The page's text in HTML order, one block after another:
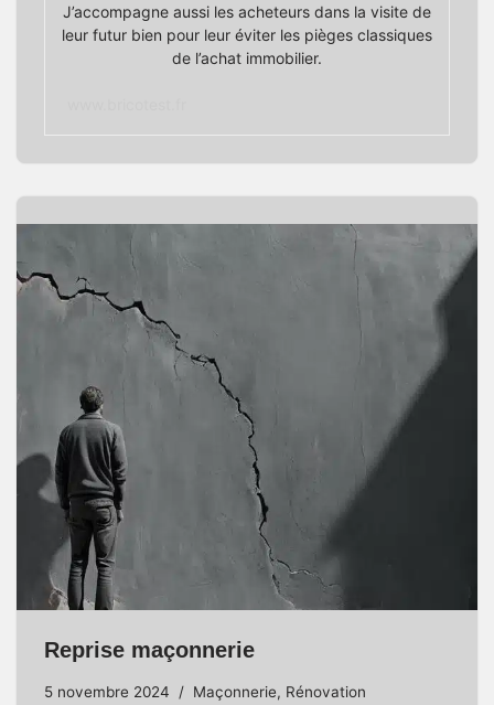
J’accompagne aussi les acheteurs dans la visite de
leur futur bien pour leur éviter les pièges classiques
de l’achat immobilier.
Reprise maçonnerie
5 novembre 2024 Maçonnerie, Rénovation